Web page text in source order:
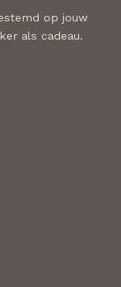
op jouw
als cadeau.